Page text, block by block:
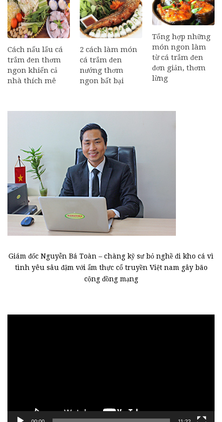
Cách nấu lẩu cá
trắm đen thơm
ngon khiến cả
nhà thích mê
2 cách làm món
cá trắm đen
nướng thơm
ngon bất bại
Tổng hợp những
món ngon làm
từ cá trắm đen
đơn giản, thơm
lừng
Giám đốc Nguyễn Bá Toàn – chàng kỹ sư bỏ nghề đi kho cá vì
tình yêu sâu đậm với ẩm thực cổ truyền Việt nam gây bão
cộng đồng mạng